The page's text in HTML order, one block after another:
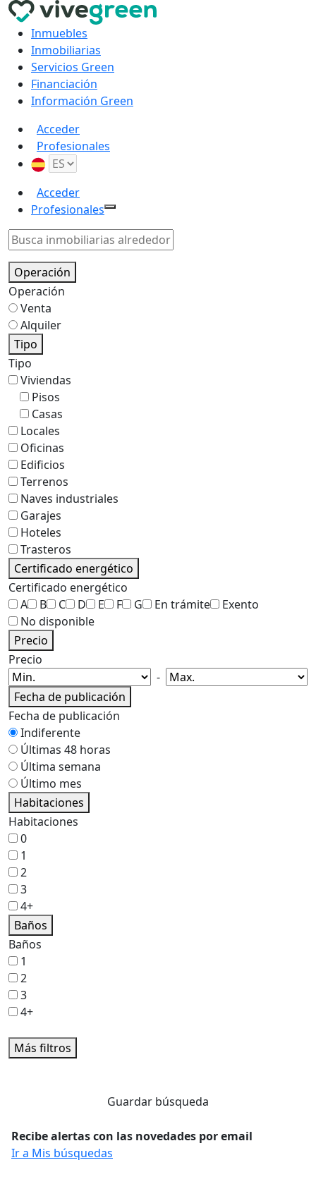
Inmuebles
Inmobiliarias
Servicios Green
Financiación
Información Green
Acceder
Profesionales
Acceder
Profesionales
Operación
Operación
Venta
Alquiler
Tipo
Tipo
Viviendas
Pisos
Casas
Locales
Oficinas
Edificios
Terrenos
Naves industriales
Garajes
Hoteles
Trasteros
Certificado energético
Certificado energético
A
B C D E F G En trámite
Exento
No disponible
Precio
Precio
-
Fecha de publicación
Fecha de publicación
Indiferente
Últimas 48 horas
Última semana
Último mes
Habitaciones
Habitaciones
0
1
2
3
4+
Baños
Baños
1
2
3
4+
Más filtros
Guardar búsqueda
Recibe alertas con las novedades por email
Ir a Mis búsquedas